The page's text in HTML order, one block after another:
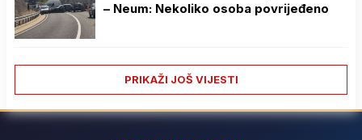
– Neum: Nekoliko osoba povrijeđeno
PRIKAŽI JOŠ VIJESTI